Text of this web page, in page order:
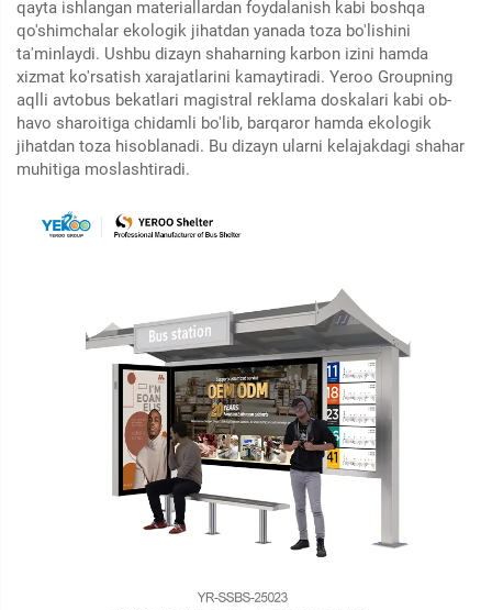
qayta ishlangan materiallardan foydalanish kabi boshqa
qo'shimchalar ekologik jihatdan yanada toza bo'lishini
ta'minlaydi. Ushbu dizayn shaharning karbon izini hamda
xizmat ko'rsatish xarajatlarini kamaytiradi. Yeroo Groupning
aqlli avtobus bekatlari magistral reklama doskalari kabi ob-
havo sharoitiga chidamli bo'lib, barqaror hamda ekologik
jihatdan toza hisoblanadi. Bu dizayn ularni kelajakdagi shahar
muhitiga moslashtiradi.